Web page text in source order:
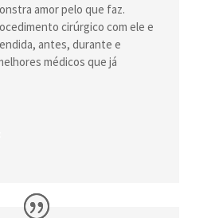
amor pelo que faz.
cirúrgico com ele e
antes, durante e
médicos que já